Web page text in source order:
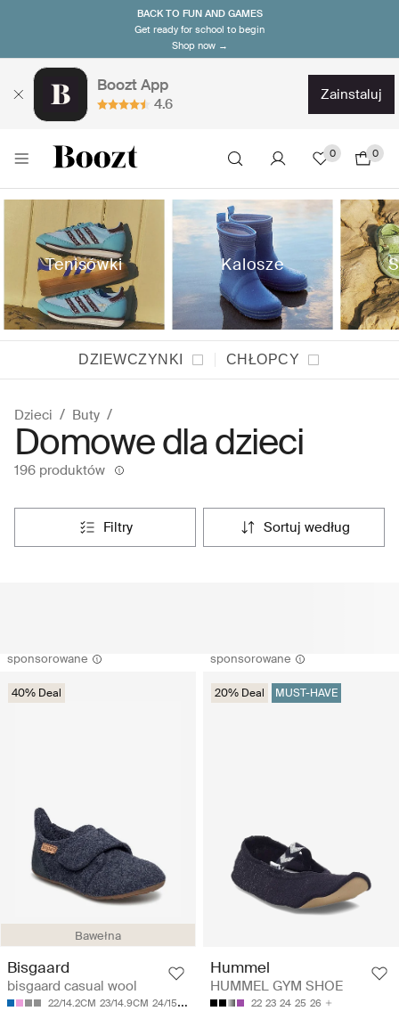
BACK TO FUN AND GAMES
Get ready for school to begin
Shop now →
Boozt App
4.6
zainstaluj
0 0
Tenisówki Kalosze
DZIEWCZYNKI CHŁOPCY
Dzieci Buty
Domowe dla dzieci
196 produktów
filtry sortuj według
sponsorowane
Bawełna
40% Deal
Bisgaard
bisgaard casual wool
22/14.2CM 23/14.9CM 24/15.5CM 25/16.2CM 26/16.9CM
sponsorowane
20% Deal MUST-HAVE
Hummel
HUMMEL GYM SHOE
22 23 24 25 26